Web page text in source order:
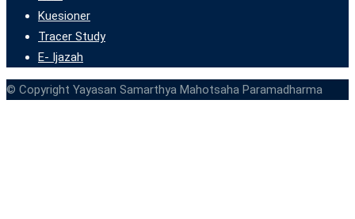
Kuesioner
Tracer Study
E- Ijazah
© Copyright Yayasan Samarthya Mahotsaha Paramadharma